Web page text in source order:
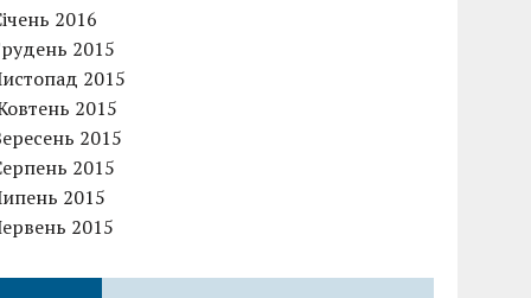
2016
2015
2015
2015
2015
2015
2015
2015